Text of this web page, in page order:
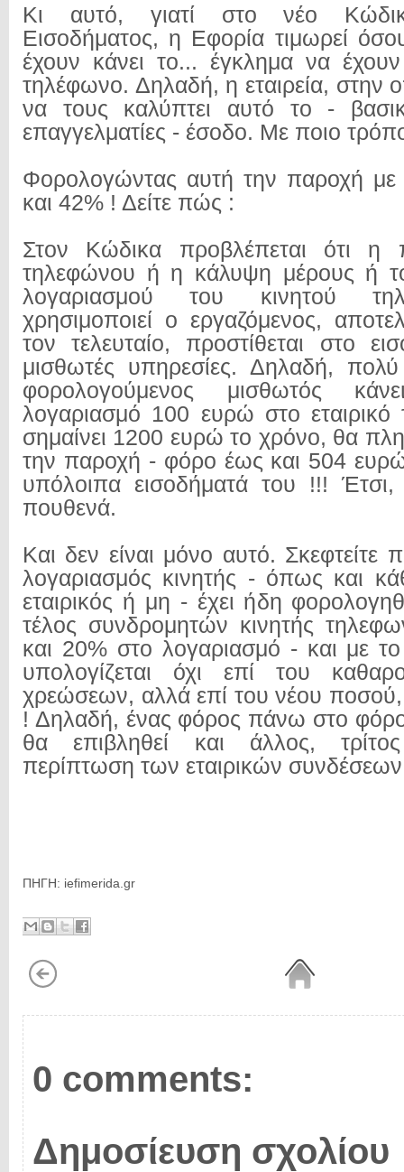
Κι αυτό, γιατί στο νέο
Εισοδήματος, η Εφορία τιμωρεί
έχουν κάνει το... έγκλημα να έχουν
τηλέφωνο. Δηλαδή, η εταιρεία, στην
να τους καλύπτει αυτό το -
επαγγελματίες - έσοδο. Με ποιο
Φορολογώντας αυτή την παροχή με
και 42% ! Δείτε πώς :
Στον Κώδικα προβλέπεται ότι η
τηλεφώνου ή η κάλυψη μέρους ή
λογαριασμού του κινητού
χρησιμοποιεί ο εργαζόμενος,
τον τελευταίο, προστίθεται στο
μισθωτές υπηρεσίες. Δηλαδή,
φορολογούμενος μισθωτός
λογαριασμό 100 ευρώ στο εταιρικό
σημαίνει 1200 ευρώ το χρόνο, θα
την παροχή - φόρο έως και 504
υπόλοιπα εισοδήματά του !!!
πουθενά.
Και δεν είναι μόνο αυτό.
λογαριασμός κινητής - όπως και
εταιρικός ή μη - έχει ήδη
τέλος συνδρομητών κινητής
και 20% στο λογαριασμό - και με
υπολογίζεται όχι επί του
χρεώσεων, αλλά επί του νέου ποσού,
! Δηλαδή, ένας φόρος πάνω στο
θα επιβληθεί και άλλος,
περίπτωση των εταιρικών
ΠΗΓΗ: iefimerida.gr
0 comments:
Δημοσίευση σχολίου